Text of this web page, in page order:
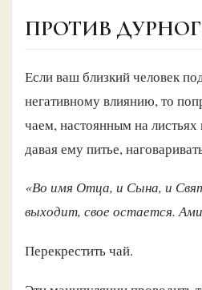
ПРОТИВ
Если ваш близкий человек
негативному влиянию, то
чаем, настоянным на
давая ему питье,
«Во имя Отца, и Сына, и
выходит, свое остается.
Перекрестить чай.